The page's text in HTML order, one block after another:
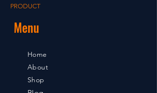
PRODUCT
Menu
Home
About
Shop